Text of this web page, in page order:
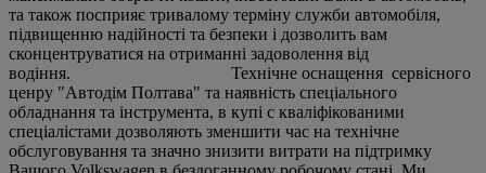
та також посприяє тривалому терміну служби автомобіля,
підвищенню надійності та безпеки і дозволить вам
сконцентруватися на отриманні задоволення від
водіння. Технічне оснащення сервісного
ценру "Автодім Полтава" та наявність спеціального
обладнання та інструмента, в купі с кваліфікованими
спеціалістами дозволяють зменшити час на технічне
обслуговування та значно знизити витрати на підтримку